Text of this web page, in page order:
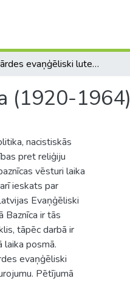
Lielvārdes evaņģēliski luteriskā draudze un baznīca (1920-1964)
(1920-1964)
nacistiskās
pret reliģiju
vēsturi laika
ieskats par
Evaņģēliski
Baznīca ir tās
tāpēc darbā ir
posmā.
evaņģēliski
Pētījumā